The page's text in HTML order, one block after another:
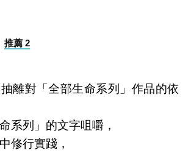
推薦 2
離對「全部生命系列」作品的依
系列」的文字咀嚼，
修行實踐，